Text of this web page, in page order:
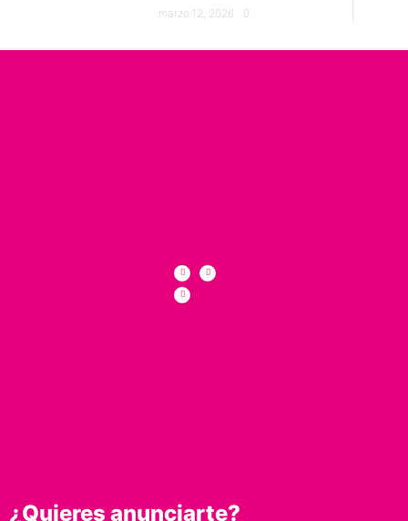
marzo 12, 2026 0
¿Quieres anunciarte?